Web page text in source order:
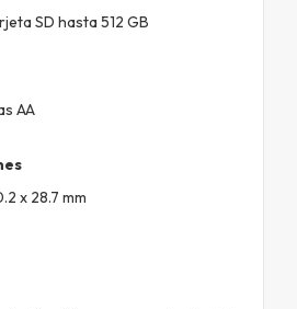
SD hasta 512 GB
AA
x 28.7 mm